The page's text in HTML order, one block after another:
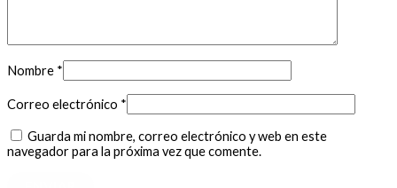
Nombre *
Correo electrónico *
Guarda mi nombre, correo electrónico y web en este
navegador para la próxima vez que comente.